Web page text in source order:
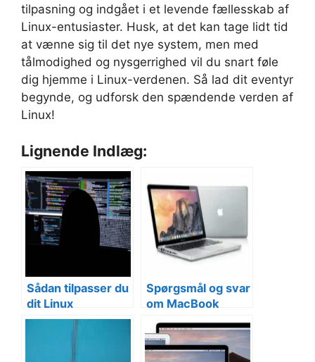
tilpasning og indgået i et levende fællesskab af
Linux-entusiaster. Husk, at det kan tage lidt tid
at vænne sig til det nye system, men med
tålmodighed og nysgerrighed vil du snart føle
dig hjemme i Linux-verdenen. Så lad dit eventyr
begynde, og udforsk den spændende verden af
Linux!
Lignende Indlæg:
Sådan tilpasser du
dit Linux
skrivebord til at
Spørgsmål og svar
om MacBook